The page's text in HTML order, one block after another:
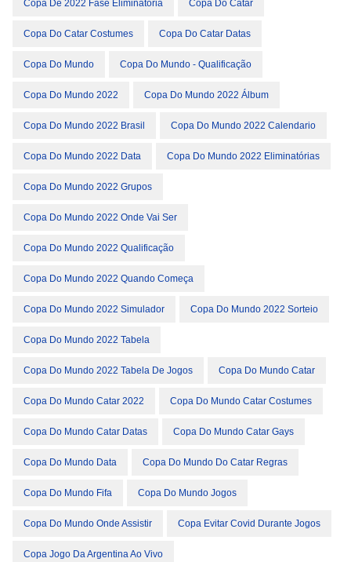
Copa De 2022 Fase Eliminatória Copa Do Catar
Copa Do Catar Costumes Copa Do Catar Datas
Copa Do Mundo Copa Do Mundo - Qualificação
Copa Do Mundo 2022 Copa Do Mundo 2022 Álbum
Copa Do Mundo 2022 Brasil Copa Do Mundo 2022 Calendario
Copa Do Mundo 2022 Data Copa Do Mundo 2022 Eliminatórias
Copa Do Mundo 2022 Grupos
Copa Do Mundo 2022 Onde Vai Ser
Copa Do Mundo 2022 Qualificação
Copa Do Mundo 2022 Quando Começa
Copa Do Mundo 2022 Simulador Copa Do Mundo 2022 Sorteio
Copa Do Mundo 2022 Tabela
Copa Do Mundo 2022 Tabela De Jogos Copa Do Mundo Catar
Copa Do Mundo Catar 2022 Copa Do Mundo Catar Costumes
Copa Do Mundo Catar Datas Copa Do Mundo Catar Gays
Copa Do Mundo Data Copa Do Mundo Do Catar Regras
Copa Do Mundo Fifa Copa Do Mundo Jogos
Copa Do Mundo Onde Assistir Copa Evitar Covid Durante Jogos
Copa Jogo Da Argentina Ao Vivo